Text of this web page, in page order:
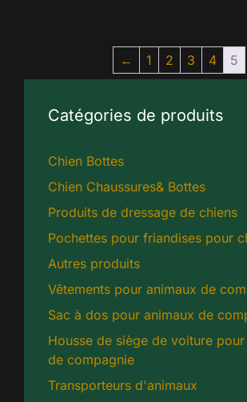
← 1 2 3 4 5
Catégories de produits
Chien Bottes
Chien Chaussures& Bottes
Produits de dressage de chiens
Pochettes pour friandises pour
Autres produits
Vêtements pour animaux de
Sac à dos pour animaux de
Housse de siège de voiture
de compagnie
Transporteurs d'animaux